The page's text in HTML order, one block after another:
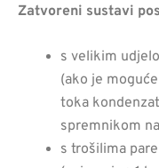
Zatvoreni sustavi
s velikim
(ako je
toka
spremnikom
s trošilima